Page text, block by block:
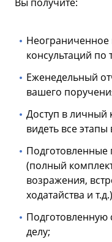
Неограниченное
консультаций
Еженедельный
вашего
Доступ в личный
видеть все
Подготовленные
(полный
возражения,
ходатайства и
делу;